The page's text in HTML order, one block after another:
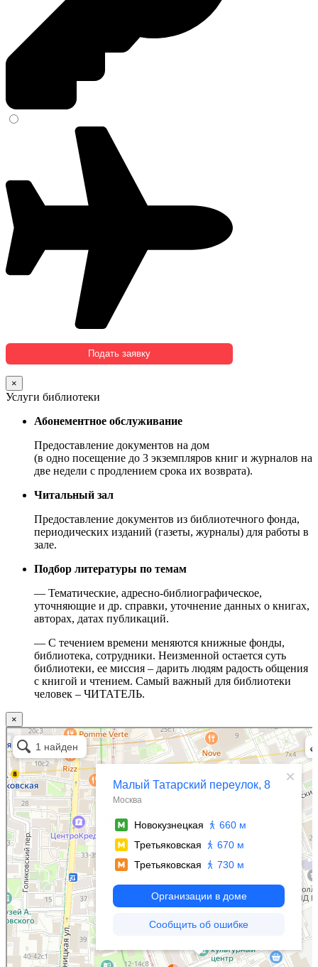
×
Услуги библиотеки
Абонементное обслуживание
Предоставление документов на дом
(в одно посещение до 3 экземпляров книг и журналов на
две недели с продлением срока их возврата).
Читальный зал
Предоставление документов из библиотечного фонда,
периодических изданий (газеты, журналы) для работы в
зале.
Подбор литературы по темам
— Тематические, адресно-библиографическое,
уточняющие и др. справки, уточнение данных о книгах,
авторах, датах публикаций.
— С течением времени меняются книжные фонды,
библиотека, сотрудники. Неизменной остается суть
библиотеки, ее миссия – дарить людям радость общения
с книгой и чтением. Самый важный для библиотеки
человек – ЧИТАТЕЛЬ.
×
Москва
Малый Татарский переулок, 8 на карте Москвы, ближайшее метро Новокузнецкая —
Яндекс.Карты